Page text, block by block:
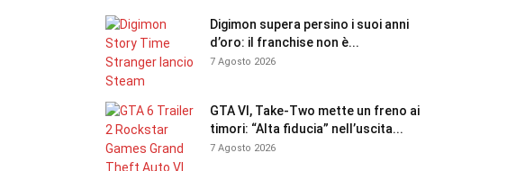
Digimon supera persino i suoi anni
d’oro: il franchise non è...
7 Agosto 2026
GTA VI, Take-Two mette un freno ai
timori: “Alta fiducia” nell’uscita...
7 Agosto 2026